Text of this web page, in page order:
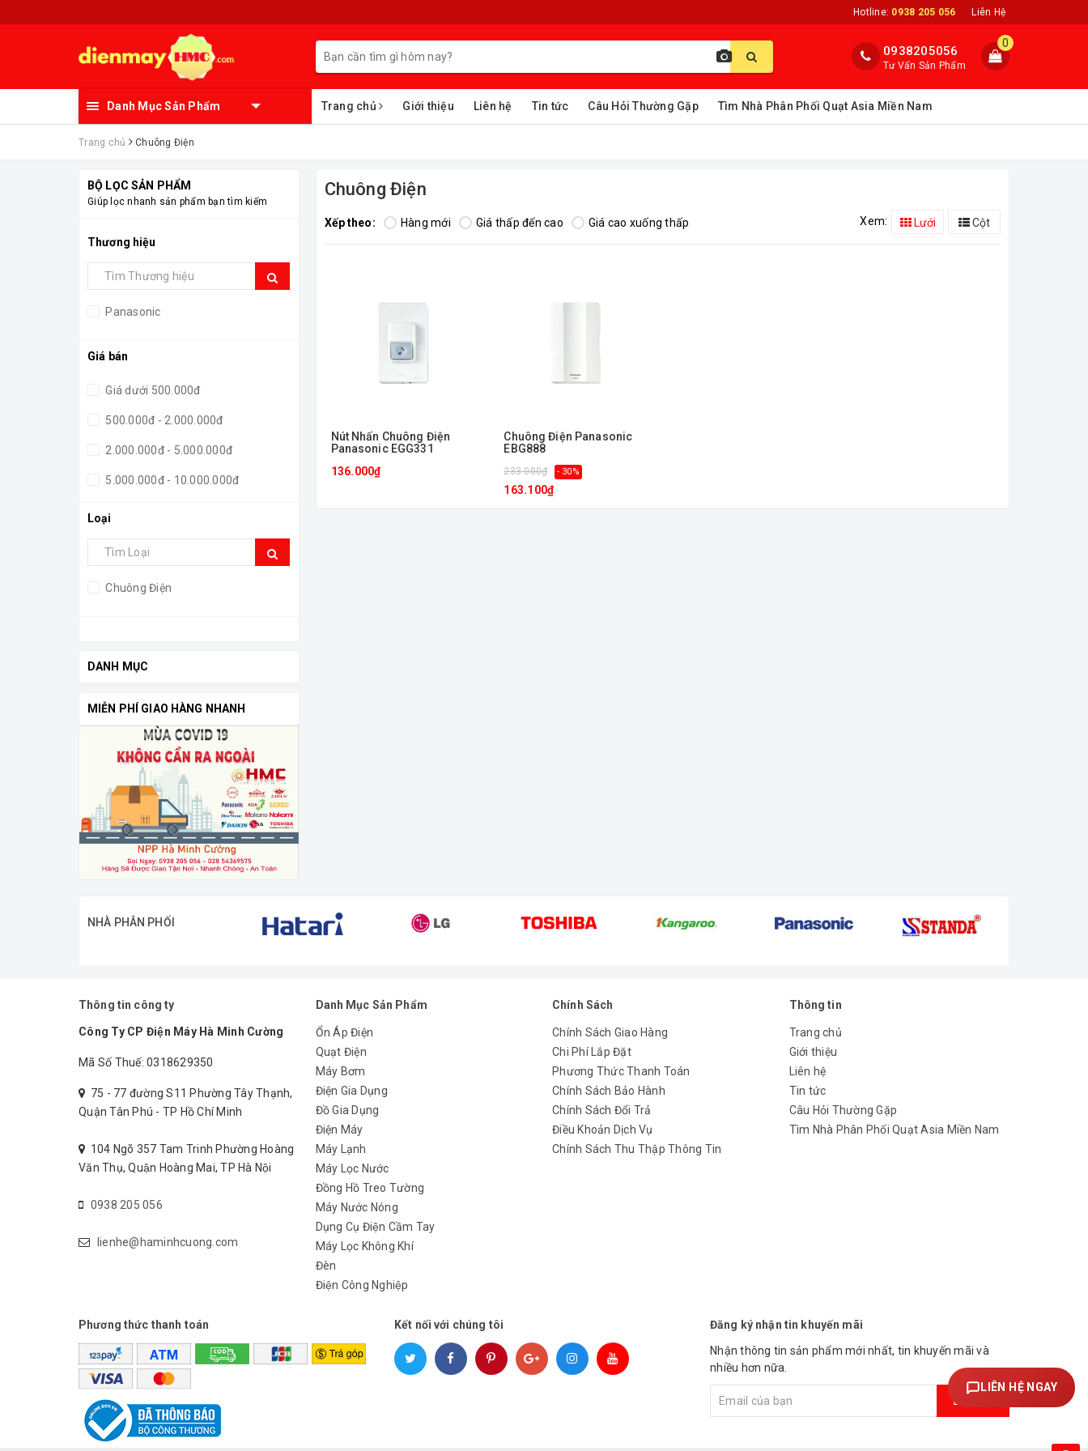
Hotline: 0938 205 056 Liên Hệ
0
0938205056
Tư Vấn Sản Phẩm
Danh Mục Sản Phẩm Trang chủ Giới thiệu Liên hệ Tin tức Câu Hỏi Thường Gặp Tìm Nhà Phân Phối Quạt Asia Miền Nam
Trang chủ Chuông Điện
BỘ LỌC SẢN PHẨM
Giúp lọc nhanh sản phẩm bạn tìm kiếm
Thương hiệu
Panasonic
Giá bán
Giá dưới 500.000đ
500.000đ - 2.000.000đ
2.000.000đ - 5.000.000đ
5.000.000đ - 10.000.000đ
Loại
Chuông Điện
DANH MỤC
MIỄN PHÍ GIAO HÀNG NHANH
Chuông Điện
Xếp theo: Hàng mới Giá thấp đến cao Giá cao xuống thấp Xem: Lưới Cột
Nút Nhấn Chuông Điện
Panasonic EGG331
136.000₫
Chuông Điện Panasonic
EBG888
233.000₫ - 30%
163.100₫
NHÀ PHÂN PHỐI
Thông tin công ty
Công Ty CP Điện Máy Hà Minh Cường
Mã Số Thuế: 0318629350
75 - 77 đường S11 Phường Tây Thạnh,
Quận Tân Phú - TP Hồ Chí Minh
104 Ngõ 357 Tam Trinh Phường Hoàng
Văn Thụ, Quận Hoàng Mai, TP Hà Nội
0938 205 056
lienhe@haminhcuong.com
Danh Mục Sản Phẩm
Ổn Áp Điện
Quạt Điện
Máy Bơm
Điện Gia Dụng
Đồ Gia Dụng
Điện Máy
Máy Lạnh
Máy Lọc Nước
Đồng Hồ Treo Tường
Máy Nước Nóng
Dụng Cụ Điện Cầm Tay
Máy Lọc Không Khí
Đèn
Điện Công Nghiệp
Chính Sách
Chính Sách Giao Hàng
Chi Phí Lắp Đặt
Phương Thức Thanh Toán
Chính Sách Bảo Hành
Chính Sách Đổi Trả
Điều Khoản Dịch Vụ
Chính Sách Thu Thập Thông Tin
Thông tin
Trang chủ
Giới thiệu
Liên hệ
Tin tức
Câu Hỏi Thường Gặp
Tìm Nhà Phân Phối Quạt Asia Miền Nam
Phương thức thanh toán Kết nối với chúng tôi
Đăng ký nhận tin khuyến mãi
Nhận thông tin sản phẩm mới nhất, tin khuyến mãi và
nhiều hơn nữa.
Đăng ký
LIÊN HỆ NGAY